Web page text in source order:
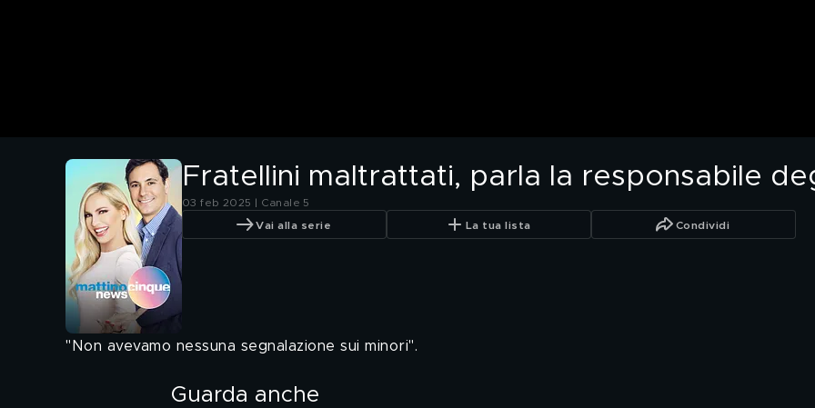
Fratellini maltrattati, parla la responsabile
03 feb 2025 | Canale 5
Vai alla serie La tua lista Condividi
"Non avevamo nessuna segnalazione sui minori".
Guarda anche